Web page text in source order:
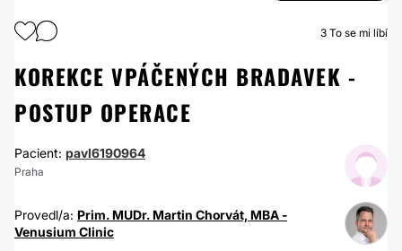
3 To se mi líbí
KOREKCE VPÁČENÝCH BRADAVEK -
POSTUP OPERACE
Pacient: pavl6190964
Praha
Provedl/a: Prim. MUDr. Martin Chorvát, MBA -
Venusium Clinic